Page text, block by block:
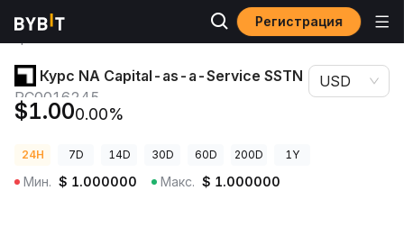
Регистрация
Цены
Курс NA Capital-as-a-Service SSTN
Курс NA Capital-as-a-Service SSTN
PC0016245
$1.000.00%
USD
24H 7D 14D 30D 60D 200D 1Y
Мин. $ 1.000000 Макс. $ 1.000000